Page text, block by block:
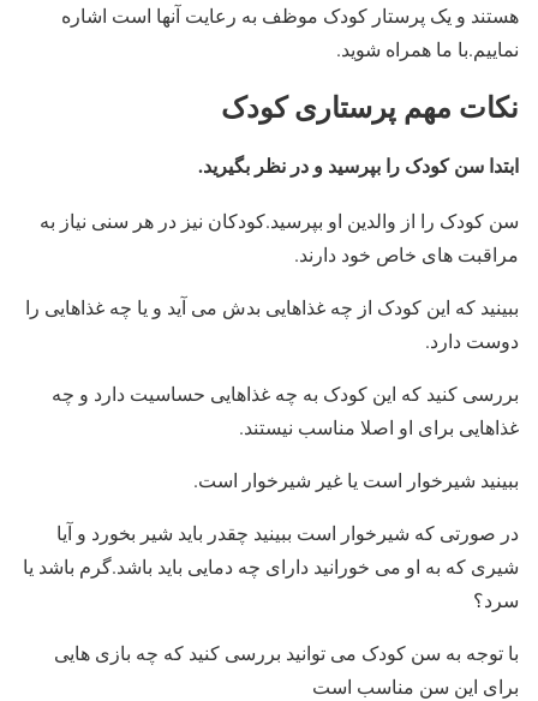
هستند و یک پرستار کودک موظف به رعایت آنها است اشاره
نماییم.با ما همراه شوید.
نکات مهم پرستاری کودک
ابتدا سن کودک را بپرسید و در نظر بگیرید.
سن کودک را از والدین او بپرسید.کودکان نیز در هر سنی نیاز به
مراقبت های خاص خود دارند.
ببینید که این کودک از چه غذاهایی بدش می آید و یا چه غذاهایی را
دوست دارد.
بررسی کنید که این کودک به چه غذاهایی حساسیت دارد و چه
غذاهایی برای او اصلا مناسب نیستند.
ببینید شیرخوار است یا غیر شیرخوار است.
در صورتی که شیرخوار است ببینید چقدر باید شیر بخورد و آیا
شیری که به او می خورانید دارای چه دمایی باید باشد.گرم باشد یا
سرد؟
با توجه به سن کودک می توانید بررسی کنید که چه بازی هایی
برای این سن مناسب است